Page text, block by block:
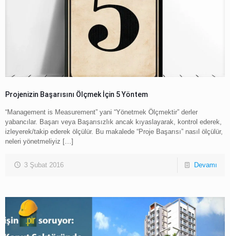
Projenizin Başarısını Ölçmek İçin 5 Yöntem
“Management is Measurement” yani “Yönetmek Ölçmektir” derler
yabancılar. Başarı veya Başarısızlık ancak kıyaslayarak, kontrol ederek,
izleyerek/takip ederek ölçülür. Bu makalede “Proje Başarısı” nasıl ölçülür,
neleri yönetmeliyiz […]
3 Şubat 2016 Devamı